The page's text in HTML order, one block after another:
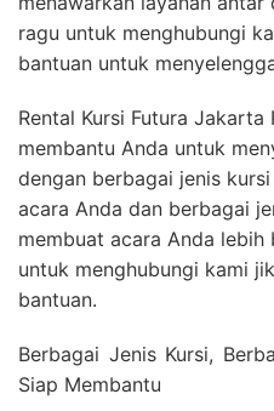
ragu untuk menghubungi
bantuan untuk
Rental Kursi Futura Jakarta
membantu Anda untuk
dengan berbagai jenis
acara Anda dan berbagai
membuat acara Anda lebih
untuk menghubungi kami
bantuan.
Berbagai Jenis Kursi,
Siap Membantu